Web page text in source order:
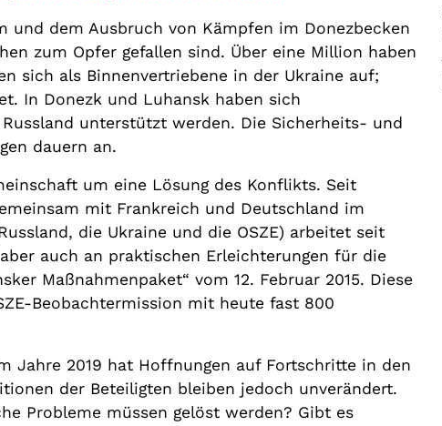
und dem Ausbruch von Kämpfen im Donezbecken
zum Opfer gefallen sind. Über eine Million haben
sich als Binnenvertriebene in der Ukraine auf;
In Donezk und Luhansk haben sich
unterstützt werden. Die Sicherheits- und
dauern an.
um eine Lösung des Konflikts. Seit
mit Frankreich und Deutschland im
die Ukraine und die OSZE) arbeitet seit
auch an praktischen Erleichterungen für die
Maßnahmenpaket“ vom 12. Februar 2015. Diese
Beobachtermission mit heute fast 800
Jahre 2019 hat Hoffnungen auf Fortschritte in den
der Beteiligten bleiben jedoch unverändert.
Probleme müssen gelöst werden? Gibt es